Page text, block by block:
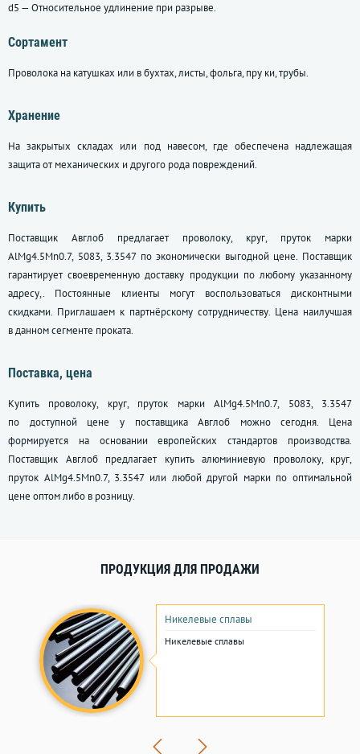
d5 — Относительное удлинение при разрыве.
Сортамент
Проволока на катушках или в бухтах, листы, фольга, пру ки, трубы.
Хранение
На закрытых складах или под навесом, где обеспечена надлежащая
защита от механических и другого рода повреждений.
Купить
Поставщик Авглоб предлагает проволоку, круг, пруток марки
AlMg4.5Mn0.7, 5083, 3.3547 по экономически выгодной цене. Поставщик
гарантирует своевременную доставку продукции по любому указанному
адресу,. Постоянные клиенты могут воспользоваться дисконтными
скидками. Приглашаем к партнёрскому сотрудничеству. Цена наилучшая
в данном сегменте проката.
Поставка, цена
Купить проволоку, круг, пруток марки AlMg4.5Mn0.7, 5083, 3.3547
по доступной цене у поставщика Авглоб можно сегодня. Цена
формируется на основании европейских стандартов производства.
Поставщик Авглоб предлагает купить алюминиевую проволоку, круг,
пруток AlMg4.5Mn0.7, 3.3547 или любой другой марки по оптимальной
цене оптом либо в розницу.
ПРОДУКЦИЯ ДЛЯ ПРОДАЖИ
Никелевые сплавы
Никелевые сплавы